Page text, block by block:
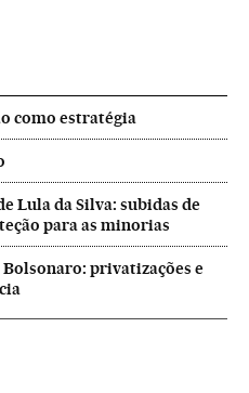
como estratégia
Lula da Silva: subidas de
para as minorias
privatizações e